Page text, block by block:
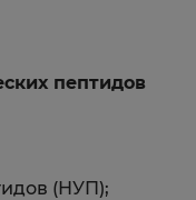
пептидов
(НУП);